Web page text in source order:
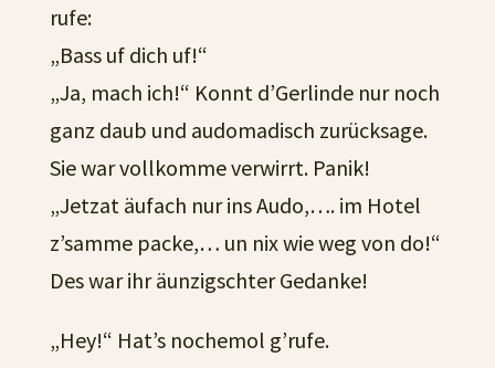
rufe:
„Bass uf dich uf!“
„Ja, mach ich!“ Konnt d’Gerlinde nur noch
ganz daub und audomadisch zurücksage.
Sie war vollkomme verwirrt. Panik!
„Jetzat äufach nur ins Audo,…. im Hotel
z’samme packe,… un nix wie weg von do!“
Des war ihr äunzigschter Gedanke!
„Hey!“ Hat’s nochemol g’rufe.